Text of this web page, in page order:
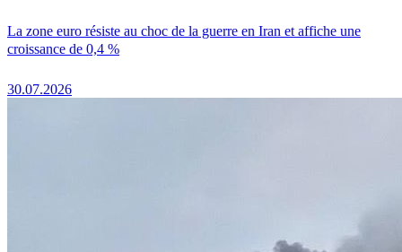
La zone euro résiste au choc de la guerre en Iran et affiche une
croissance de 0,4 %
30.07.2026